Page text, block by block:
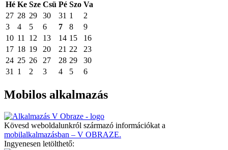
Hé Ke Sze Csü Pé Szo Va
27 28 29 30 31 1
2
3
4 5 6 7 8
9
10 11 12 13 14 15
16
17 18 19 20 21 22
23
24 25 26 27 28 29
30
31
1 2 3 4 5 6
Mobilos alkalmazás
Kövesd weboldalunkról származó információkat a
mobilalkalmazásban – V OBRAZE.
Ingyenesen letölthető: